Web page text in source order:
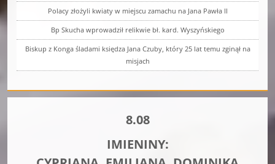
Polacy złożyli kwiaty w miejscu zamachu na Jana Pawła II
Bp Skucha wprowadził relikwie bł. kard. Wyszyńskiego
Biskup z Konga śladami księdza Jana Czuby, który 25 lat temu zginął na
misjach
8.08
IMIENINY: